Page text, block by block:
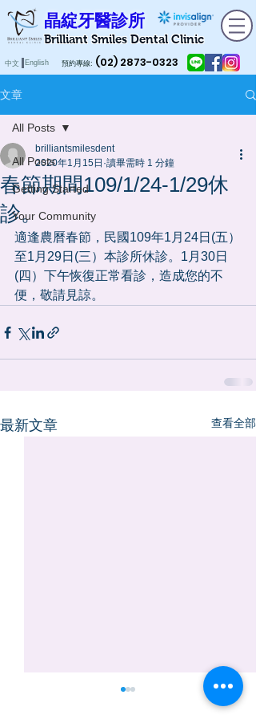
晶綻牙醫診所
Brilliant Smiles Dental Clinic
預約專線: (02) 2873-0323
English
中文
文章
All Posts
Getting Started
Your Community
All Posts
春節期間109/1/24-1/29休
診。
brilliantsmilesdent
2020年1月15日 讀畢需時 1 分鐘
適逢農曆春節，民國109年1月24日(五）
至1月29日(三）本診所休診。1月30日
(四）下午恢復正常看診，造成您的不
便，敬請見諒。
最新文章 查看全部